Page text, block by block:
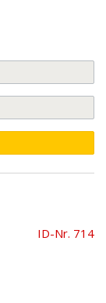
ID-Nr. 714